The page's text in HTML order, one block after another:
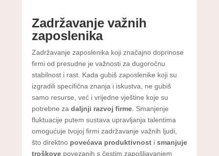
Zadržavanje važnih
zaposlenika
Zadržavanje zaposlenika koji značajno doprinose
firmi od presudne je važnosti za dugoročnu
stabilnost i rast. Kada gubiš zaposlenike koji su
izgradili specifična znanja i iskustva, ne gubiš
samo resurse, već i vrijedne vještine koje su
potrebne za daljnji razvoj firme. Smanjenje
fluktuacije putem sustava upravljanja talentima
omogućuje tvojoj firmi zadržavanje važnih ljudi,
što direktno povećava produktivnosti smanjuje
troškovepovezanih s čestim zapošljavanjem